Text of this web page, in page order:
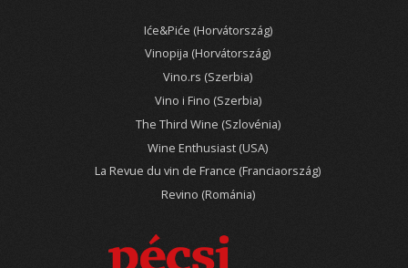
Iće&Piće (Horvátország)
Vinopija (Horvátország)
Vino.rs (Szerbia)
Vino i Fino (Szerbia)
The Third Wine (Szlovénia)
Wine Enthusiast (USA)
La Revue du vin de France (Franciaország)
Revino (Románia)